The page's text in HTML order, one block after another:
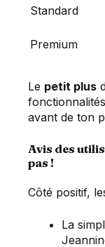
Standard
Premium
Le petit plus
avant de ton
Avis des
pas !
Côté positif,
La